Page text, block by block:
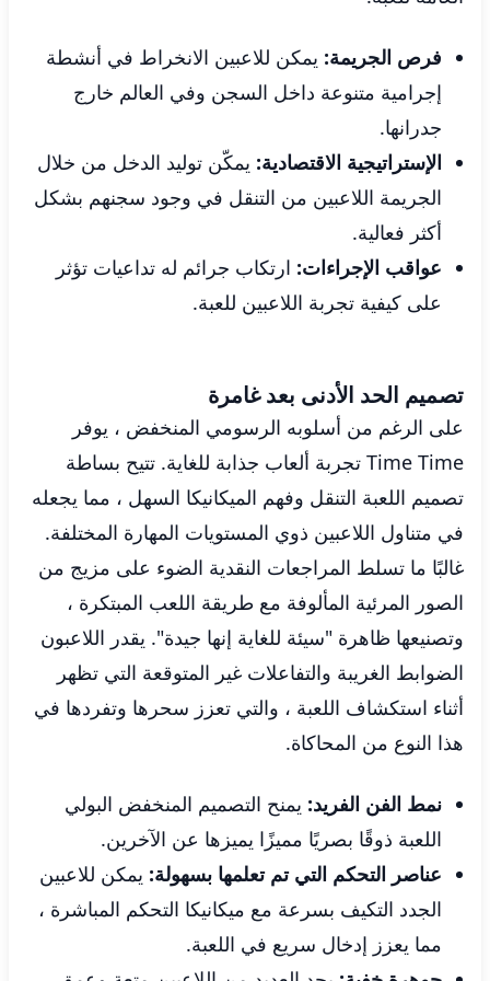
فرص الجريمة: يمكن للاعبين الانخراط في أنشطة
إجرامية متنوعة داخل السجن وفي العالم خارج
جدرانها.
الإستراتيجية الاقتصادية: يمكّن توليد الدخل من خلال
الجريمة اللاعبين من التنقل في وجود سجنهم بشكل
أكثر فعالية.
عواقب الإجراءات: ارتكاب جرائم له تداعيات تؤثر
على كيفية تجربة اللاعبين للعبة.
تصميم الحد الأدنى بعد غامرة
على الرغم من أسلوبه الرسومي المنخفض ، يوفر
Time Time تجربة ألعاب جذابة للغاية. تتيح بساطة
تصميم اللعبة التنقل وفهم الميكانيكا السهل ، مما يجعله
في متناول اللاعبين ذوي المستويات المهارة المختلفة.
غالبًا ما تسلط المراجعات النقدية الضوء على مزيج من
الصور المرئية المألوفة مع طريقة اللعب المبتكرة ،
وتصنيعها ظاهرة "سيئة للغاية إنها جيدة". يقدر اللاعبون
الضوابط الغريبة والتفاعلات غير المتوقعة التي تظهر
أثناء استكشاف اللعبة ، والتي تعزز سحرها وتفردها في
هذا النوع من المحاكاة.
نمط الفن الفريد: يمنح التصميم المنخفض البولي
اللعبة ذوقًا بصريًا مميزًا يميزها عن الآخرين.
عناصر التحكم التي تم تعلمها بسهولة: يمكن للاعبين
الجدد التكيف بسرعة مع ميكانيكا التحكم المباشرة ،
مما يعزز إدخال سريع في اللعبة.